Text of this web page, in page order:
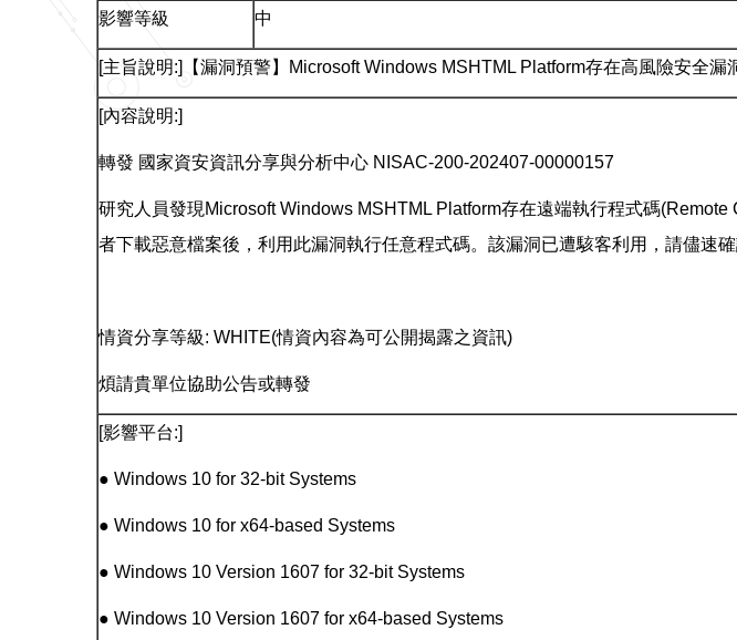
影響等級 中
[主旨說明:]【漏洞預警】Microsoft Windows MSHTML Platform存在高風險安全
[內容說明:]
轉發 國家資安資訊分享與分析中心 NISAC-200-202407-00000157
研究人員發現Microsoft Windows MSHTML Platform存在遠端執行程式碼
者下載惡意檔案後，利用此漏洞執行任意程式碼。該漏洞已遭駭客利用，請儘速確
情資分享等級: WHITE(情資內容為可公開揭露之資訊)
煩請貴單位協助公告或轉發
[影響平台:]
● Windows 10 for 32-bit Systems
● Windows 10 for x64-based Systems
● Windows 10 Version 1607 for 32-bit Systems
● Windows 10 Version 1607 for x64-based Systems